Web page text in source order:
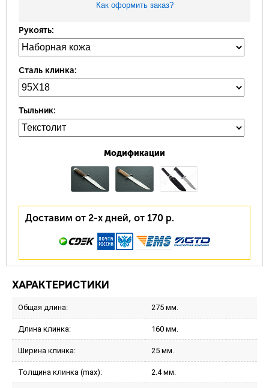
Как оформить заказ?
Рукоять:
Сталь клинка:
Тыльник:
Модификации
Доставим от 2-х дней, от 170 р.
ХАРАКТЕРИСТИКИ
Общая длина: 275 мм.
Длина клинка: 160 мм.
Ширина клинка: 25 мм.
Толщина клинка (max): 2.4 мм.